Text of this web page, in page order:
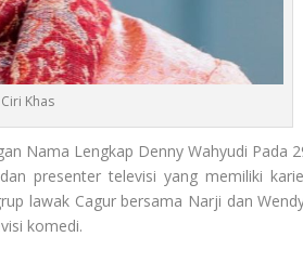
Khas
Nama Lengkap Denny Wahyudi Pada
presenter televisi yang memiliki
lawak Cagur bersama Narji dan
komedi.